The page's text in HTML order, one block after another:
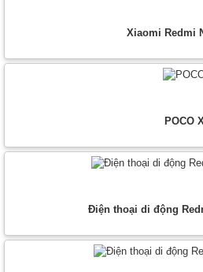
Xiaomi Redmi
POCO
Điện thoại di động